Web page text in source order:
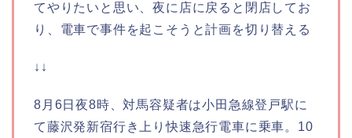
てやりたいと思い、夜に店に戻ると閉店してお
り、電車で事件を起こそうと計画を切り替える
↓↓
8月6日夜8時、対馬容疑者は小田急線登戸駅に
て藤沢発新宿行き上り快速急行電車に乗車。10